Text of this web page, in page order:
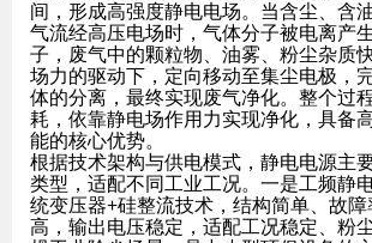
间，形成高强度静电电场。当含尘、含
气流经高压电场时，气体分子被电离产
子，废气中的颗粒物、油雾、粉尘杂质
场力的驱动下，定向移动至集尘电极，
体的分离，最终实现废气净化。整个过
耗，依靠静电场作用力实现净化，具备
能的核心优势。
根据技术架构与供电模式，静电电源主
类型，适配不同工业工况。一是工频静
统变压器+硅整流技术，结构简单、故
高，输出电压稳定，适配工况稳定、粉